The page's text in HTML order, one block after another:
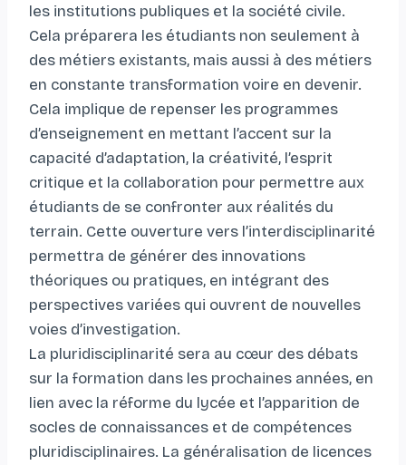
les institutions publiques et la société civile.
Cela préparera les étudiants non seulement à
des métiers existants, mais aussi à des métiers
en constante transformation voire en devenir.
Cela implique de repenser les programmes
d’enseignement en mettant l’accent sur la
capacité d’adaptation, la créativité, l’esprit
critique et la collaboration pour permettre aux
étudiants de se confronter aux réalités du
terrain. Cette ouverture vers l’interdisciplinarité
permettra de générer des innovations
théoriques ou pratiques, en intégrant des
perspectives variées qui ouvrent de nouvelles
voies d’investigation.
La pluridisciplinarité sera au cœur des débats
sur la formation dans les prochaines années, en
lien avec la réforme du lycée et l’apparition de
socles de connaissances et de compétences
pluridisciplinaires. La généralisation de licences